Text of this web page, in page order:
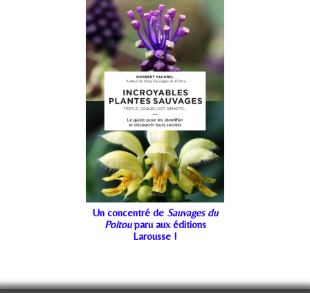
Un concentré de Sauvages du
Poitouparu aux éditions
Larousse !